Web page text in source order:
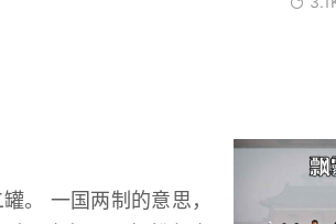
。 一国两制的意思，